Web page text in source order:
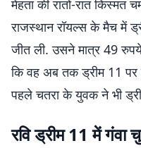
मेहता की रातों-रात किस्मत
राजस्थान रॉयल्स के मैच में
जीत ली. उसने मात्र 49
कि वह अब तक ड्रीम 11
पहले चतरा के युवक ने भी
रवि ड्रीम 11 में